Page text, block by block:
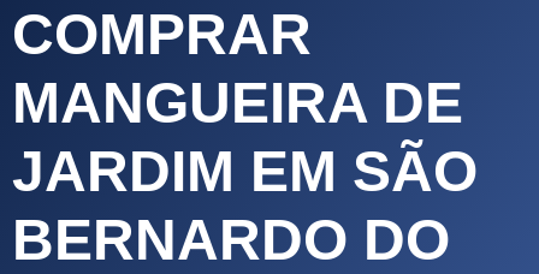
COMPRAR
MANGUEIRA DE
JARDIM EM SÃO
BERNARDO DO